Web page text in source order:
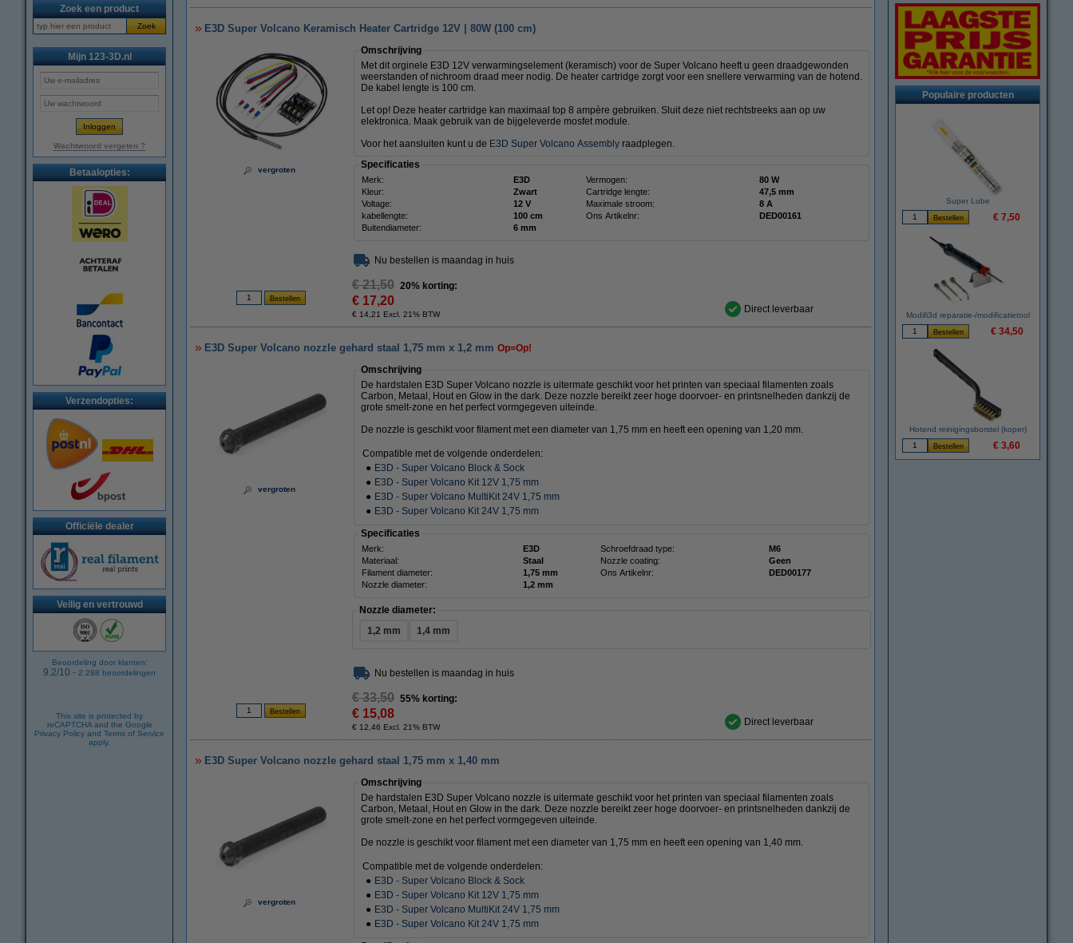
Zoek een product
Zoek
Mijn 123-3D.nl
Wachtwoord vergeten ?
Betaalopties:
Verzendopties:
Officiële dealer
Veilig en vertrouwd
Beoordeling door klanten:
9.2/10 - 2.288 beoordelingen
This site is protected by
reCAPTCHA and the Google
Privacy Policy and Terms of Service
apply.
E3D Super Volcano Keramisch Heater Cartridge 12V | 80W (100 cm)
vergroten
Omschrijving
Met dit orginele E3D 12V verwarmingselement (keramisch) voor de Super Volcano heeft u geen draadgewonden
weerstanden of nichroom draad meer nodig. De heater cartridge zorgt voor een snellere verwarming van de hotend.
De kabel lengte is 100 cm.
Let op! Deze heater cartridge kan maximaal top 8 ampère gebruiken. Sluit deze niet rechtstreeks aan op uw
elektronica. Maak gebruik van de bijgeleverde mosfet module.
Voor het aansluiten kunt u de E3D Super Volcano Assembly raadplegen.
Specificaties
Merk: E3D Vermogen:
80 W
Kleur:
Zwart Cartridge lengte:
47,5 mm
Voltage:
12 V Maximale stroom:
8 A
kabellengte:
100 cm Ons Artikelnr:
DED00161
Buitendiameter:
6 mm
Nu bestellen is maandag in huis
€ 21,50 20% korting:
€ 17,20
€ 14,21 Excl. 21% BTW Direct leverbaar
E3D Super Volcano nozzle gehard staal 1,75 mm x 1,2 mm Op=Op!
vergroten
Omschrijving
De hardstalen E3D Super Volcano nozzle is uitermate geschikt voor het printen van speciaal filamenten zoals
Carbon, Metaal, Hout en Glow in the dark. Deze nozzle bereikt zeer hoge doorvoer- en printsnelheden dankzij de
grote smelt-zone en het perfect vormgegeven uiteinde.
De nozzle is geschikt voor filament met een diameter van 1,75 mm en heeft een opening van 1,20 mm.
Compatible met de volgende onderdelen:
● E3D - Super Volcano Block & Sock
● E3D - Super Volcano Kit 12V 1,75 mm
● E3D - Super Volcano MultiKit 24V 1,75 mm
● E3D - Super Volcano Kit 24V 1,75 mm
Specificaties
Merk: E3D Schroefdraad type:
M6
Materiaal:
Staal Nozzle coating:
Geen
Filament diameter:
1,75 mm Ons Artikelnr:
DED00177
Nozzle diameter:
1,2 mm
Nozzle diameter:
1,2 mm
1,4 mm
Nu bestellen is maandag in huis
€ 33,50 55% korting:
€ 15,08
€ 12,46 Excl. 21% BTW Direct leverbaar
E3D Super Volcano nozzle gehard staal 1,75 mm x 1,40 mm
vergroten
Omschrijving
De hardstalen E3D Super Volcano nozzle is uitermate geschikt voor het printen van speciaal filamenten zoals
Carbon, Metaal, Hout en Glow in the dark. Deze nozzle bereikt zeer hoge doorvoer- en printsnelheden dankzij de
grote smelt-zone en het perfect vormgegeven uiteinde.
De nozzle is geschikt voor filament met een diameter van 1,75 mm en heeft een opening van 1,40 mm.
Compatible met de volgende onderdelen:
● E3D - Super Volcano Block & Sock
● E3D - Super Volcano Kit 12V 1,75 mm
● E3D - Super Volcano MultiKit 24V 1,75 mm
● E3D - Super Volcano Kit 24V 1,75 mm
Populaire producten
Super Lube
€ 7,50
Modifi3d reparatie-/modificatietool
€ 34,50
Hotend reinigingsborstel (koper)
€ 3,60